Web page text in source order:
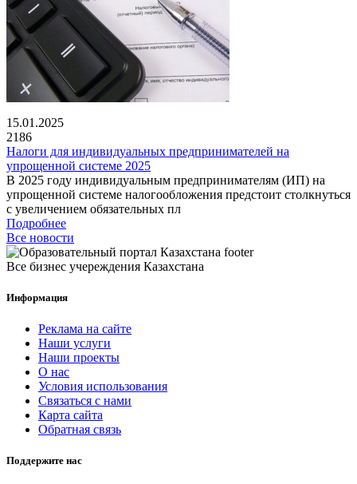
15.01.2025
2186
Налоги для индивидуальных предпринимателей на
упрощенной системе 2025
В 2025 году индивидуальным предпринимателям (ИП) на
упрощенной системе налогообложения предстоит столкнуться
с увеличением обязательных пл
Подробнее
Все новости
Все бизнес учереждения Казахстана
Информация
Реклама на сайте
Наши услуги
Наши проекты
О нас
Условия использования
Связаться с нами
Карта сайта
Обратная связь
Поддержите нас